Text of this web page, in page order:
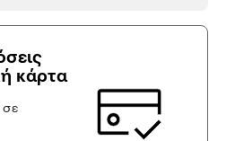
κάρτα
σε